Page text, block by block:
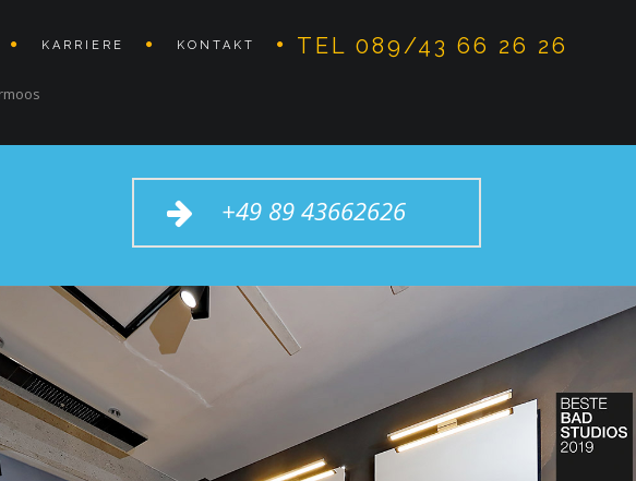
KARRIERE KONTAKT TEL 089/43 66 26 26
+49 89 43662626